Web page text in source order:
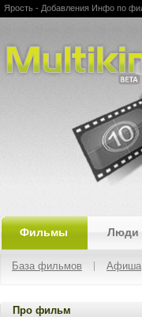
Ярость - Добавления Инфо по
Фильмы Люди
База фильмов Афиша
Про фильм